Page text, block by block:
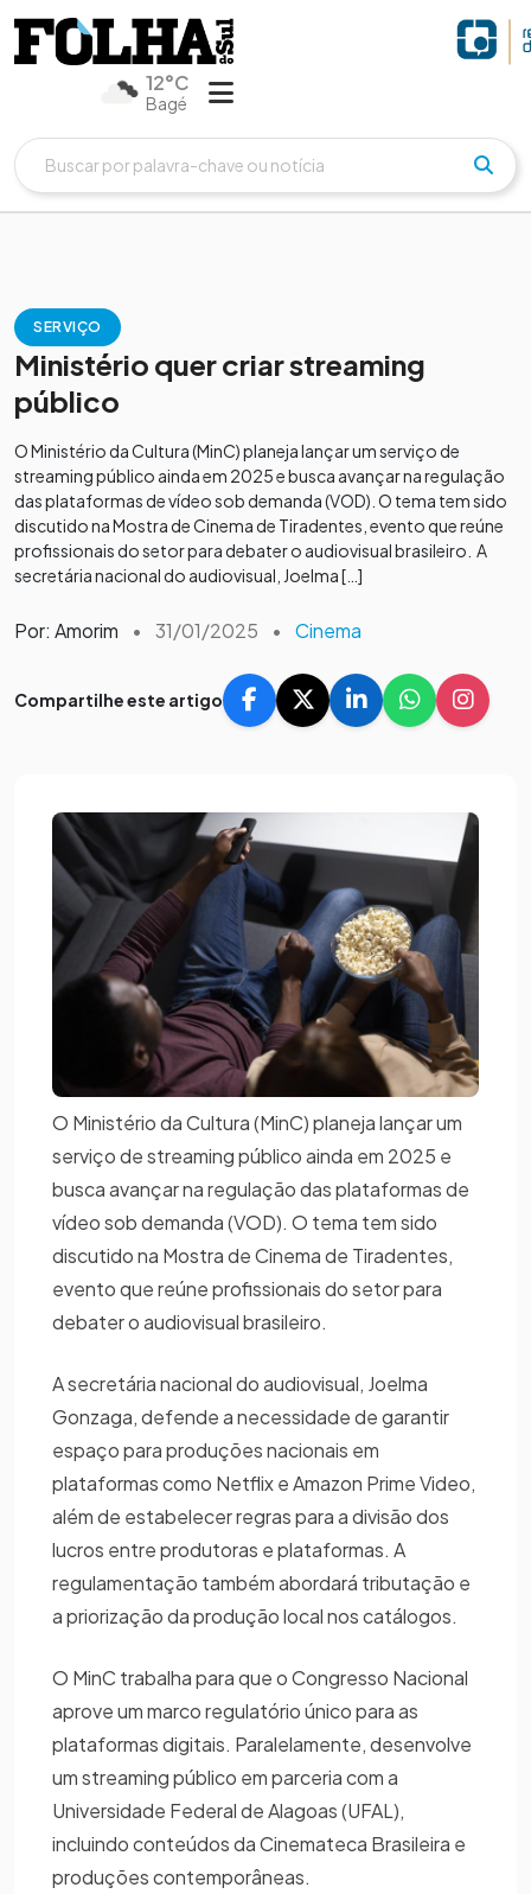
12°C
Bagé
SERVIÇO
Ministério quer criar streaming
público
O Ministério da Cultura (MinC) planeja lançar um serviço de
streaming público ainda em 2025 e busca avançar na regulação
das plataformas de vídeo sob demanda (VOD). O tema tem sido
discutido na Mostra de Cinema de Tiradentes, evento que reúne
profissionais do setor para debater o audiovisual brasileiro. A
secretária nacional do audiovisual, Joelma […]
Por: Amorim • 31/01/2025 • Cinema
Compartilhe este artigo
O Ministério da Cultura (MinC) planeja lançar um
serviço de streaming público ainda em 2025 e
busca avançar na regulação das plataformas de
vídeo sob demanda (VOD). O tema tem sido
discutido na Mostra de Cinema de Tiradentes,
evento que reúne profissionais do setor para
debater o audiovisual brasileiro.
A secretária nacional do audiovisual, Joelma
Gonzaga, defende a necessidade de garantir
espaço para produções nacionais em
plataformas como Netflix e Amazon Prime Video,
além de estabelecer regras para a divisão dos
lucros entre produtoras e plataformas. A
regulamentação também abordará tributação e
a priorização da produção local nos catálogos.
O MinC trabalha para que o Congresso Nacional
aprove um marco regulatório único para as
plataformas digitais. Paralelamente, desenvolve
um streaming público em parceria com a
Universidade Federal de Alagoas (UFAL),
incluindo conteúdos da Cinemateca Brasileira e
produções contemporâneas.